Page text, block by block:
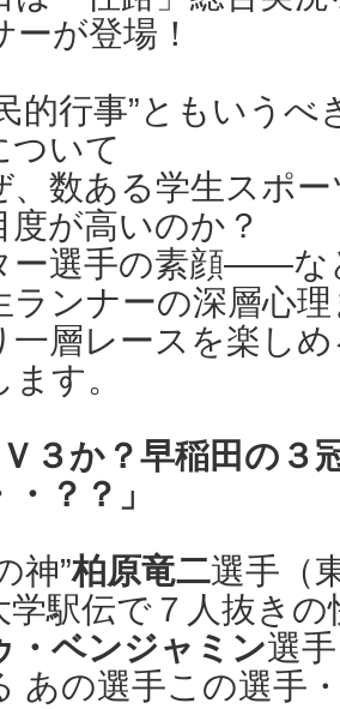
が登場！
事”ともいうべき
ついて
ある学生スポー
度が高いのか？
手の素顔――など
ランナーの深層心
レースを楽しめ
す。
Ｖ３か？早稲田の３
？？」
神”柏原竜二選手（
駅伝で７人抜きの
・ベンジャミン選
あの選手この選手